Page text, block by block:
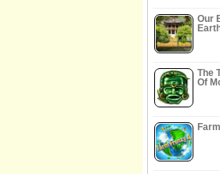
Our
The
Of